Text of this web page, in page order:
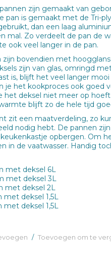
zijn gemaakt van
pan is gemaakt met de Tri-
dan een laag
mal. Zo verdeelt de pan de
ook veel langer in de pan.
zijn bovendien met
zijn van glas, omringd
is, blijft het veel langer
je het kookproces ook goed
het deksel niet meer op
blijft zo de hele tijd
zit een maatverdeling, zo
nodig hebt. De pannen
opbergen. Om
in de vaatwasser. Handig
met deksel 6L
met deksel 3L
met deksel 2L
met deksel 1,5L
met deksel 1,5L
/ Toevoegen om te